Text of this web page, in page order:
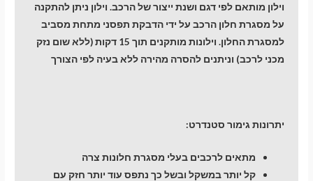
וילון מותאם לפי דגם ושנת ייצור של הרכב. וילון ניתן להתקנה
על מסגרת חלון הרכב על ידי הדבקת תפסני מתחת מסביב
למסגרת החלון. וילונות מותקנים תוך 15 דקות (ללא שום נזק
מכני לרכב) וניתנים להסרה מהירה ללא בעיה לפי הצורך
יתרונות גימור סטנדרט:
מתאים לרכבים בעלי מסגרת חלונות צרה
קל יותר במשקל ובשל כך נתפס עוד יותר חזק עם